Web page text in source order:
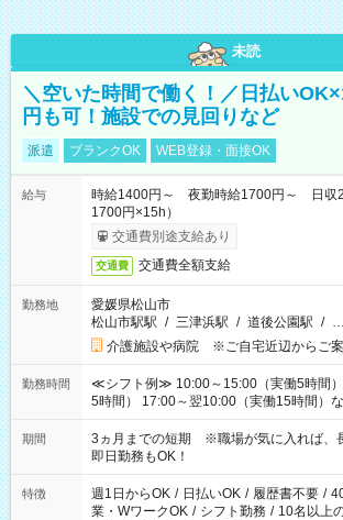
未読
＼空いた時間で働く！／日払い
円も可！施設での見回りなど
派遣 ブランクOK WEB登録・面接OK
給与
時給1400円～ 夜勤時給1700円～ 日収
1700円×15h）
交通費別途支給あり
交通費 交通費全額支給
勤務地
愛媛県松山市
松山市駅駅 / 三津浜駅 / 道後公園駅 / …
介護施設や病院 ※ご自宅近辺からご案
勤務時間
≪シフト例≫ 10:00～15:00（実働5時間
5時間） 17:00～翌10:00（実働15時間）など ご希望に応じ
働く時間は調整できます！ お気軽に担当
期間
3ヵ月までの短期 ※職場が気に入れば、
即日勤務もOK！
特徴 週1日からOK / 日払いOK / 履歴書不要 /
業・WワークOK / シフト勤務 / 10名以上